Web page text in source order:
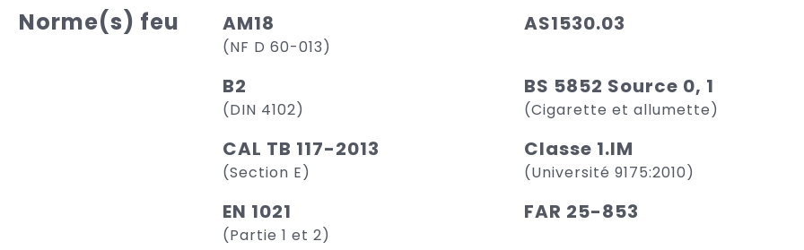
Norme(s) feu AM18
(NF D 60-013)
AS1530.03
B2
(DIN 4102)
BS 5852 Source 0, 1
(Cigarette et allumette)
CAL TB 117-2013
(Section E)
Classe 1.IM
(Université 9175:2010)
EN 1021
(Partie 1 et 2)
FAR 25-853